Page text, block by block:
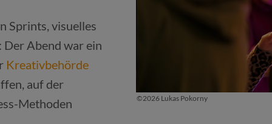
©2026 Lukas Pokorny
Sprints, visuelles
Abend war ein
Kreativbehörde
auf der
Methoden